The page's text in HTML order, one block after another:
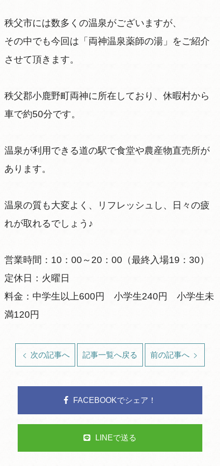
秩父市には数多くの温泉がございますが、
その中でも今回は「両神温泉薬師の湯」をご紹介
させて頂きます。
秩父郡小鹿野町両神に所在しており、休暇村から
車で約50分です。
温泉が利用できる道の駅で食堂や農産物直売所が
あります。
温泉の質も大変よく、リフレッシュし、日々の疲
れが取れるでしょう♪
営業時間：10：00～20：00（最終入場19：30）
定休日：火曜日
料金：中学生以上600円 小学生240円 小学生未
満120円
次の記事へ 記事一覧へ戻る 前の記事へ
FACEBOOKでシェア！
LINEで送る